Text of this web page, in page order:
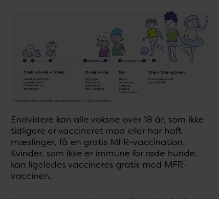
Endvidere kan alle voksne over 18 år, som ikke
tidligere er vaccineret mod eller har haft
mæslinger, få en gratis MFR-vaccination.
Kvinder, som ikke er immune for røde hunde,
kan ligeledes vaccineres gratis med MFR-
vaccinen.